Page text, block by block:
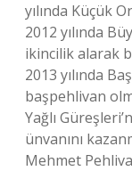
yılında Küçük
2012 yılında
ikincilik alarak
2013 yılında
başpehlivan
Yağlı
ünvanını
Mehmet